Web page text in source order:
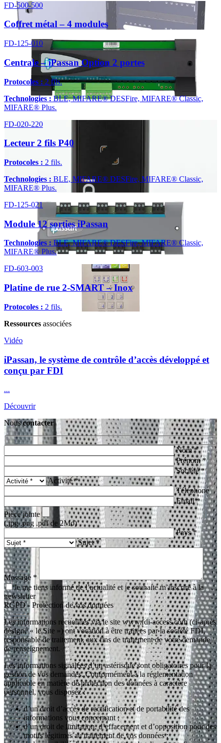
FD-500-500
Coffret métal – 4 modules
FD-125-010
Centrale – iPassan Option 2 portes
Protocoles : 2 fils.
Technologies :BLE, MIFARE® DESFire, MIFARE® Classic,
MIFARE® Plus.
FD-020-220
Lecteur 2 fils P40
Protocoles : 2 fils.
Technologies : BLE, MIFARE® DESFire, MIFARE® Classic,
MIFARE® Plus.
FD-125-021
Module 12 sorties iPassan
Technologies : BLE, MIFARE® DESFire, MIFARE® Classic,
MIFARE® Plus.
FD-603-003
Platine de rue 2-SMART – Inox
Protocoles : 2 fils.
Ressources associées
Vidéo
iPassan, le système de contrôle d’accès développé et
conçu par FDI
...
Découvrir
Nouscontacter
Nom *
Prénom *
Société *
Activité *
Téléphone
Email *
Pièce jointe
(.jpg .png .pdf de 2Mo)
Pays *
Sujet *
Message *
Je me tiens informé de l’actualité et je souhaite m’inscrire à la
newsletter
RGPD - Protection de vos données
Les informations recueillies via le site www.fdi-access.com (ci-après
désigné « le Site ») ont vocation à être traitées par la société FDI,
responsable de traitement, aux fins de traitement de votre demande
de renseignement.
Les informations signalées d’un astérisque sont obligatoires pour la
gestion de vos demandes. Conformément à la réglementation
applicable en matière de protection des données à caractère
personnel, vous disposez :
d’un droit d’accès de rectification et de portabilité des
informations vous concernant ;
d’un droit de limitation, d’effacement et d’opposition pour des
motifs légitimes au traitement de vos données ;